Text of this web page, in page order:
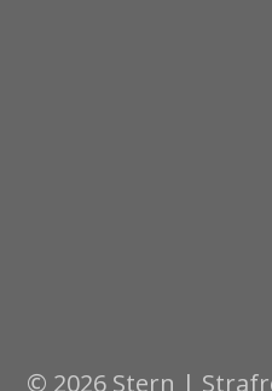
© 2026 Stern |